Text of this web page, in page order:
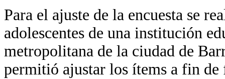
Para el ajuste de la encuesta se
adolescentes de una institución
metropolitana de la ciudad de
permitió ajustar los ítems a fin